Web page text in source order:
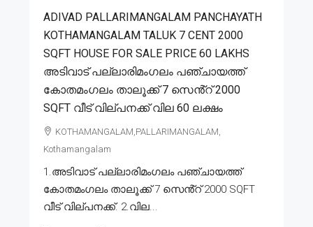
ADIVAD PALLARIMANGALAM PANCHAYATH
KOTHAMANGALAM TALUK 7 CENT 2000
SQFT HOUSE FOR SALE PRICE 60 LAKHS
അടിവാട് പല്ലാരിമംഗലം പഞ്ചായത്ത്
കോതമംഗലം താലൂക്ക് 7 സെൻ്റ് 2000
SQFT വീട് വില്പനക്ക് വില 60 ലക്ഷം
KOTHAMANGALAM,PALLARIMANGALAM,
Kothamangalam
1.അടിവാട് പല്ലാരിമംഗലം പഞ്ചായത്ത്
കോതമംഗലം താലൂക്ക് 7 സെൻ്റ് 2000 SQFT
വീട് വില്പനക്ക്. 2.വില...